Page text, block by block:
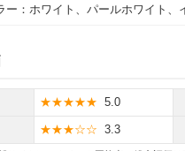
ー：ホワイト、パールホワイト
★★★★★ 5.0
★★★☆☆ 3.3